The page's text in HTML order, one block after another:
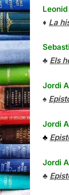
♦ La
♣ Els
Jordi
♠
Jordi
♣
Jordi
♣